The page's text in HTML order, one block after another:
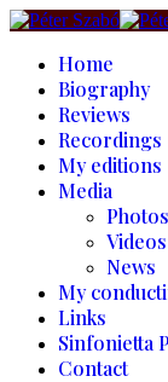
Home
Biography
Reviews
Recordings
My editions
Media
Photos
Videos
News
My
Links
Sinfonietta
Contact